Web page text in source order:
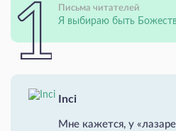
Письма читателей
Я выбираю быть
Inci
Мне кажется, у